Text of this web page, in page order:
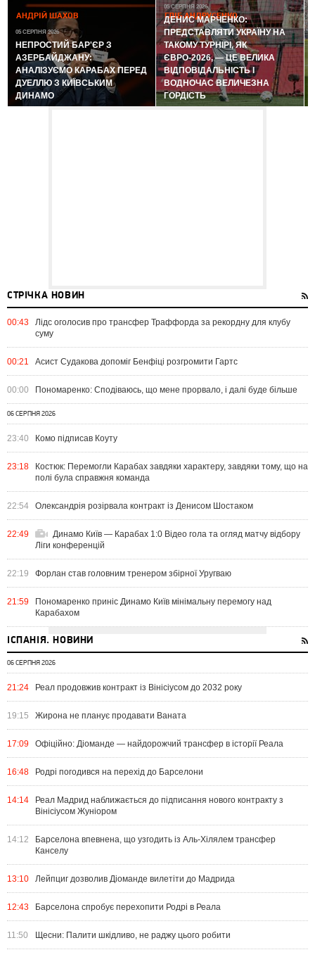
АНДРІЙ ШАХОВ
05 СЕРПНЯ 2026
НЕПРОСТИЙ БАР'ЄР З
АЗЕРБАЙДЖАНУ:
АНАЛІЗУЄМО КАРАБАХ ПЕРЕД
ДУЕЛЛЮ З КИЇВСЬКИМ
ДИНАМО
ГЛІБ АНДРУСЕНКО
05 СЕРПНЯ 2026
ДЕНИС МАРЧЕНКО:
ПРЕДСТАВЛЯТИ УКРАЇНУ НА
ТАКОМУ ТУРНІРІ, ЯК
ЄВРО-2026, — ЦЕ ВЕЛИКА
ВІДПОВІДАЛЬНІСТЬ І
ВОДНОЧАС ВЕЛИЧЕЗНА
ГОРДІСТЬ
СТРІЧКА НОВИН
00:43
Лідс оголосив про трансфер Траффорда за рекордну для клубу
суму
00:21 Асист Судакова допоміг Бенфіці розгромити Гартс
00:00 Пономаренко: Сподіваюсь, що мене прорвало, і далі буде більше
06 СЕРПНЯ 2026
23:40 Комо підписав Коуту
23:18
Костюк: Перемогли Карабах завдяки характеру, завдяки тому, що на
полі була справжня команда
22:54 Олександрія розірвала контракт із Денисом Шостаком
22:49
Динамо Київ — Карабах 1:0 Відео гола та огляд матчу відбору
Ліги конференцій
22:19 Форлан став головним тренером збірної Уругваю
21:59
Пономаренко приніс Динамо Київ мінімальну перемогу над
Карабахом
ІСПАНІЯ. НОВИНИ
06 СЕРПНЯ 2026
21:24 Реал продовжив контракт із Вінісіусом до 2032 року
19:15 Жирона не планує продавати Ваната
17:09 Офіційно: Діоманде — найдорожчий трансфер в історії Реала
16:48 Родрі погодився на перехід до Барселони
14:14
Реал Мадрид наближається до підписання нового контракту з
Вінісіусом Жуніором
14:12
Барселона впевнена, що узгодить із Аль-Хілялем трансфер
Канселу
13:10 Лейпциг дозволив Діоманде вилетіти до Мадрида
12:43 Барселона спробує перехопити Родрі в Реала
11:50 Щесни: Палити шкідливо, не раджу цього робити